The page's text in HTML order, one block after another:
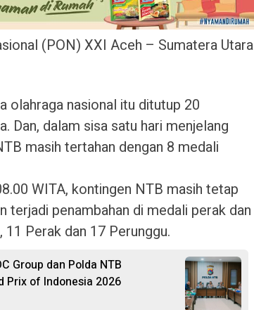
(PON) XXI Aceh – Sumatera Utara
olahraga nasional itu ditutup 20
Dan, dalam sisa satu hari menjelang
masih tertahan dengan 8 medali
WITA, kontingen NTB masih tetap
terjadi penambahan di medali perak dan
Perak dan 17 Perunggu.
Group dan Polda NTB
Prix of Indonesia 2026